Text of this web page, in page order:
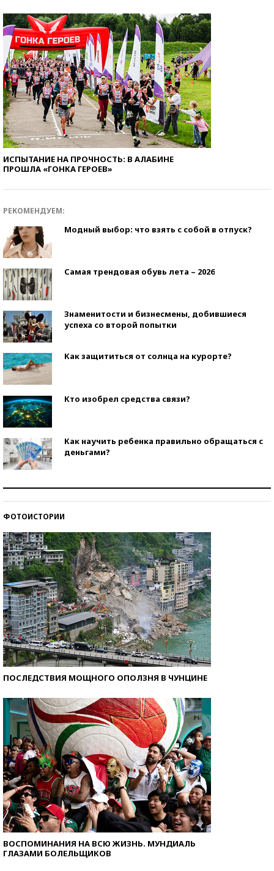
ИСПЫТАНИЕ НА ПРОЧНОСТЬ: В АЛАБИНЕ
ПРОШЛА «ГОНКА ГЕРОЕВ»
РЕКОМЕНДУЕМ:
Модный выбор: что взять с собой в отпуск?
Самая трендовая обувь лета – 2026
Знаменитости и бизнесмены, добившиеся
успеха со второй попытки
Как защититься от солнца на курорте?
Кто изобрел средства связи?
Как научить ребенка правильно обращаться с
деньгами?
ФОТОИСТОРИИ
ПОСЛЕДСТВИЯ МОЩНОГО ОПОЛЗНЯ В ЧУНЦИНЕ
ВОСПОМИНАНИЯ НА ВСЮ ЖИЗНЬ. МУНДИАЛЬ
ГЛАЗАМИ БОЛЕЛЬЩИКОВ